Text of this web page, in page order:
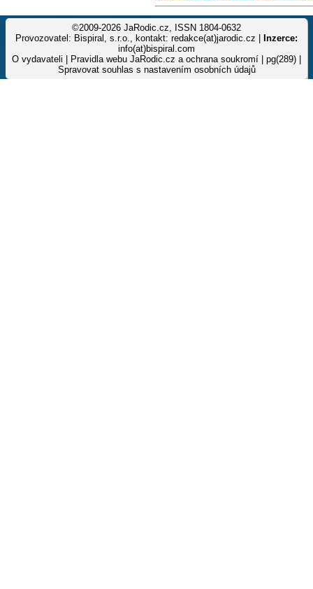
©2009-2026 JaRodic.cz, ISSN 1804-0632
Provozovatel: Bispiral, s.r.o., kontakt: redakce(at)jarodic.cz |
Inzerce:
info(at)bispiral.com
O vydavateli
Pravidla webu JaRodic.cz a ochrana soukromí | pg(289) |
Spravovat souhlas s nastavením osobních údajů